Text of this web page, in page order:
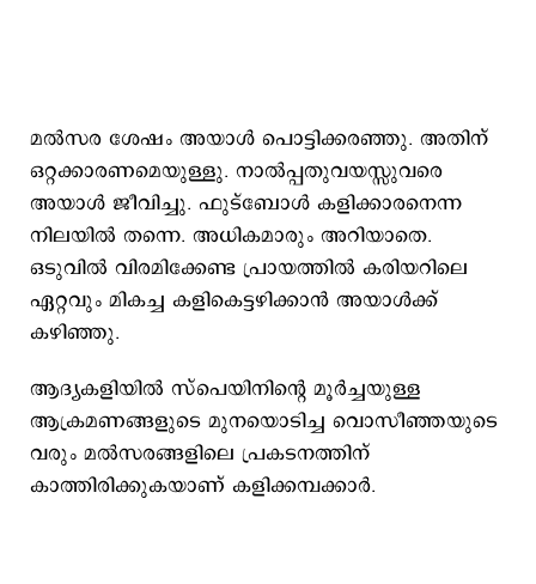
മല്‍സര ശേഷം അയാള്‍ പൊട്ടിക്കരഞ്ഞു. അതിന്
ഒറ്റക്കാരണമെയുള്ളു. നാല്‍പ്പതുവയസ്സുവരെ
അയാള്‍ ജീവിച്ചു. ഫുട്ബോള്‍ കളിക്കാരനെന്ന
നിലയില്‍ തന്നെ. അധികമാരും അറിയാതെ.
ഒടുവില്‍ വിരമിക്കേണ്ട പ്രായത്തില്‍ കരിയറിലെ
ഏറ്റവും മികച്ച കളികെട്ടഴിക്കാന്‍ അയാള്‍ക്ക്
കഴിഞ്ഞു.
ആദ്യകളിയില്‍ സ്പെയിനിന്‍റെ മൂര്‍ച്ചയുള്ള
ആക്രമണങ്ങളുടെ മുനയൊടിച്ച വൊസീഞ്ഞയുടെ
വരും മല്‍സരങ്ങളിലെ പ്രകടനത്തിന്
കാത്തിരിക്കുകയാണ് കളിക്കമ്പക്കാര്‍.